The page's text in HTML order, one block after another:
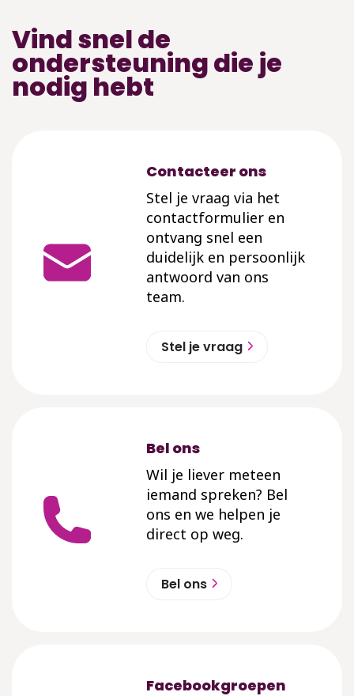
Vind snel de
ondersteuning die je
nodig hebt
Contacteer ons
Stel je vraag via het
contactformulier en
ontvang snel een
duidelijk en persoonlijk
antwoord van ons
team.
Stel je vraag
Bel ons
Wil je liever meteen
iemand spreken? Bel
ons en we helpen je
direct op weg.
Bel ons
Facebookgroepen